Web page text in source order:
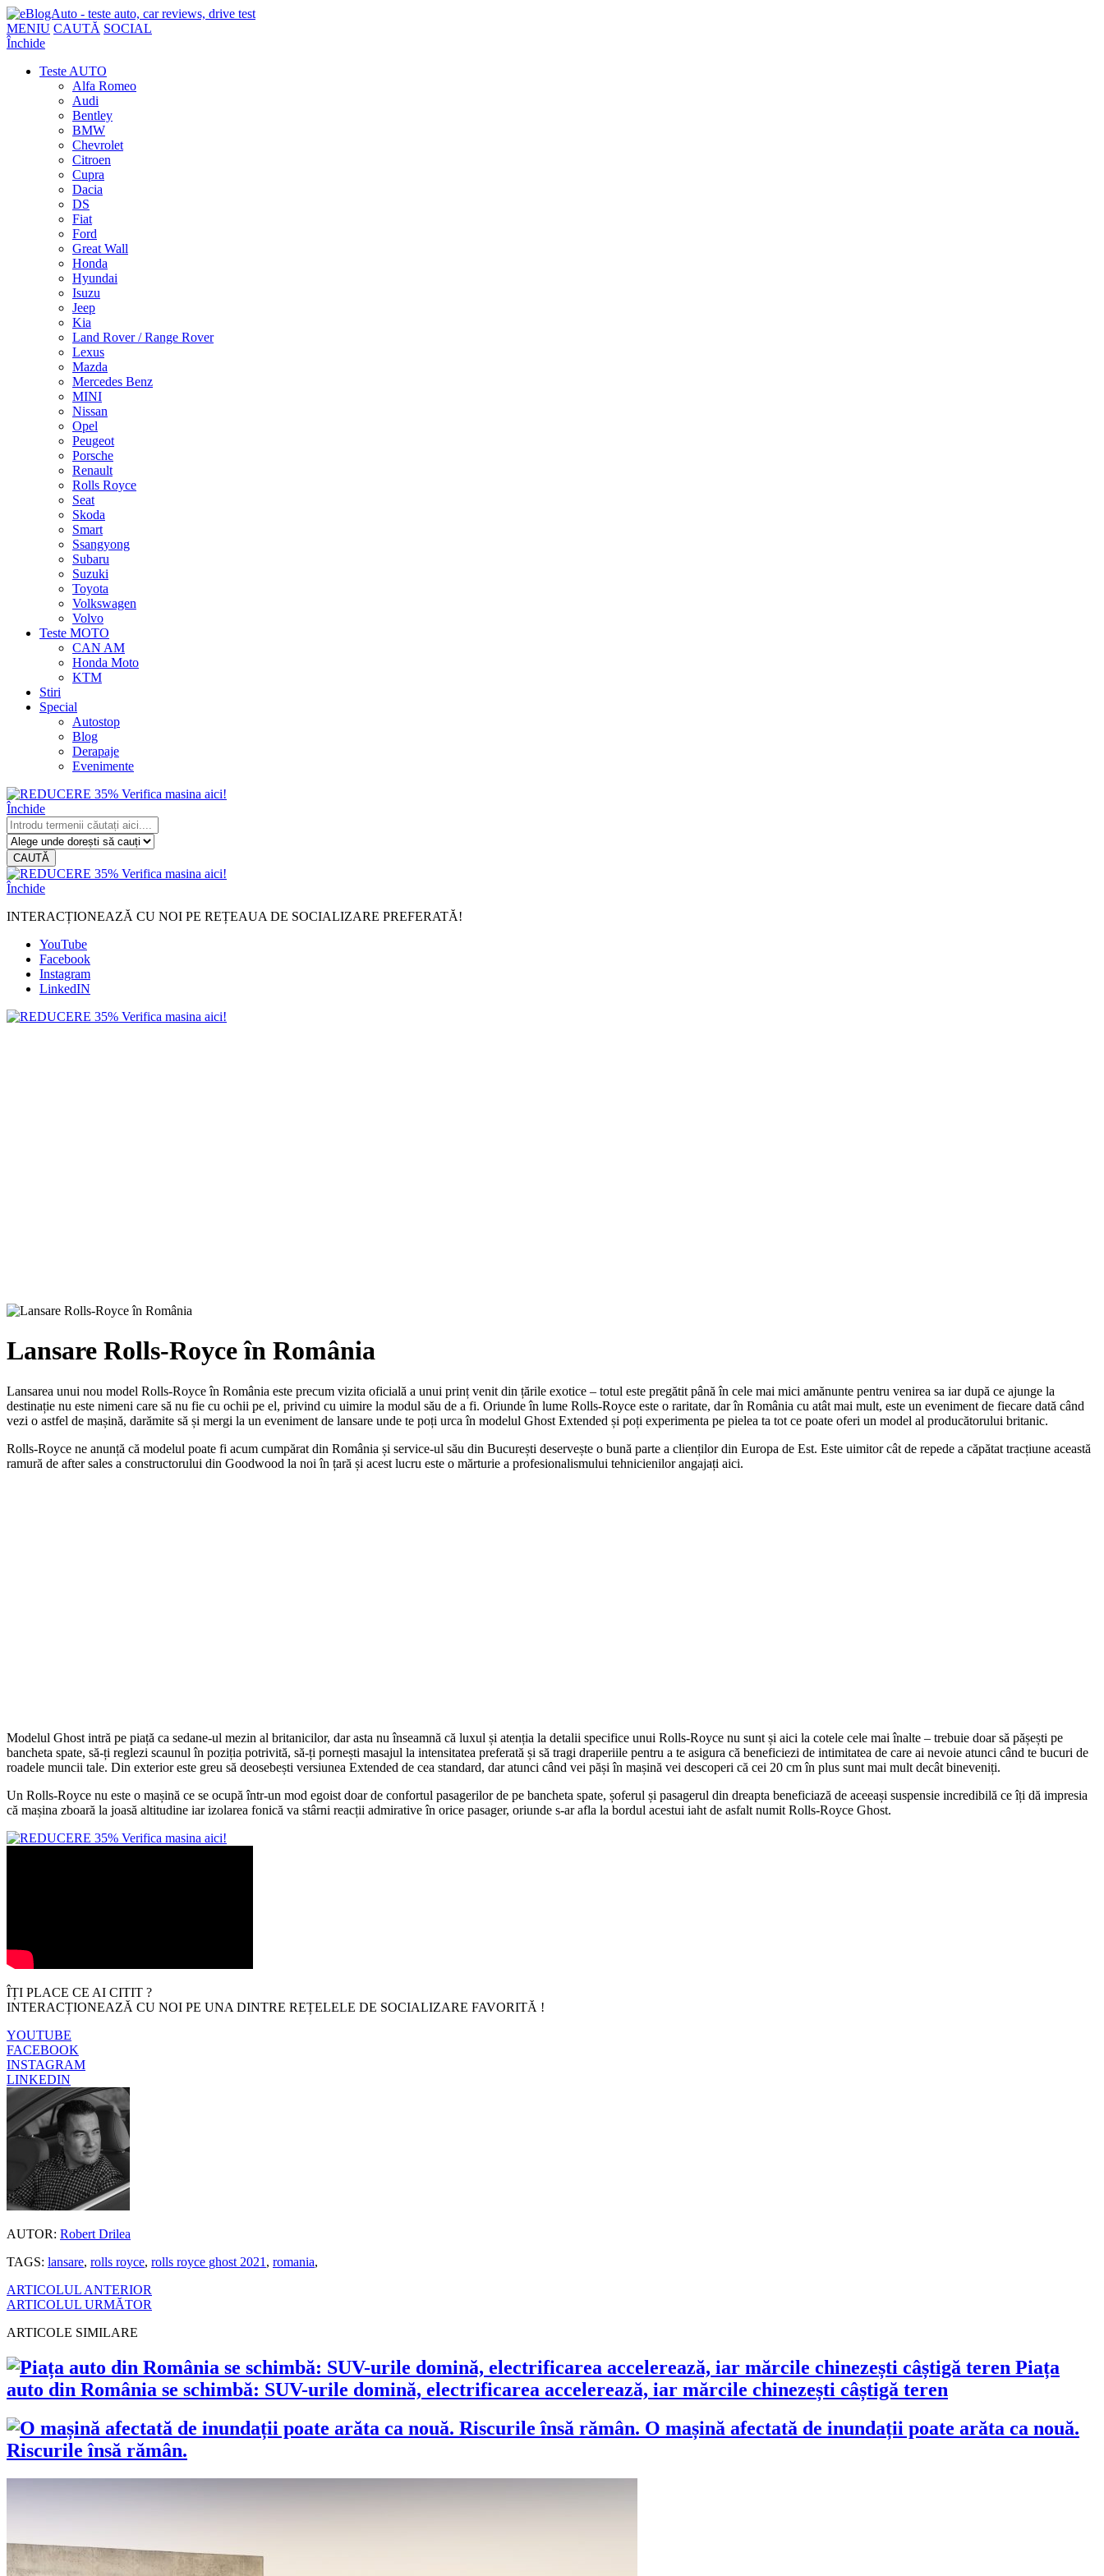
MENIU CAUTĂ SOCIAL
Închide
Teste AUTO
Alfa Romeo
Audi
Bentley
BMW
Chevrolet
Citroen
Cupra
Dacia
DS
Fiat
Ford
Great Wall
Honda
Hyundai
Isuzu
Jeep
Kia
Land Rover / Range Rover
Lexus
Mazda
Mercedes Benz
MINI
Nissan
Opel
Peugeot
Porsche
Renault
Rolls Royce
Seat
Skoda
Smart
Ssangyong
Subaru
Suzuki
Toyota
Volkswagen
Volvo
Teste MOTO
CAN AM
Honda Moto
KTM
Stiri
Special
Autostop
Blog
Derapaje
Evenimente
Închide
CAUTĂ
Închide
INTERACȚIONEAZĂ CU NOI PE REȚEAUA DE SOCIALIZARE PREFERATĂ!
YouTube
Facebook
Instagram
LinkedIN
Lansare Rolls-Royce în România
Lansarea unui nou model Rolls-Royce în România este precum vizita oficială a unui prinț venit din țările exotice – totul este pregătit până în cele mai mici amănunte pentru venirea sa iar după ce ajunge la
destinație nu este nimeni care să nu fie cu ochii pe el, privind cu uimire la modul său de a fi. Oriunde în lume Rolls-Royce este o raritate, dar în România cu atât mai mult, este un eveniment de fiecare dată când
vezi o astfel de mașină, darămite să și mergi la un eveniment de lansare unde te poți urca în modelul Ghost Extended și poți experimenta pe pielea ta tot ce poate oferi un model al producătorului britanic.
Rolls-Royce ne anunță că modelul poate fi acum cumpărat din România și service-ul său din București deservește o bună parte a clienților din Europa de Est. Este uimitor cât de repede a căpătat tracțiune această
ramură de after sales a constructorului din Goodwood la noi în țară și acest lucru este o mărturie a profesionalismului tehnicienilor angajați aici.
Modelul Ghost intră pe piață ca sedane-ul mezin al britanicilor, dar asta nu înseamnă că luxul și atenția la detalii specifice unui Rolls-Royce nu sunt și aici la cotele cele mai înalte – trebuie doar să pășești pe
bancheta spate, să-ți reglezi scaunul în poziția potrivită, să-ți pornești masajul la intensitatea preferată și să tragi draperiile pentru a te asigura că beneficiezi de intimitatea de care ai nevoie atunci când te bucuri de
roadele muncii tale. Din exterior este greu să deosebești versiunea Extended de cea standard, dar atunci când vei păși în mașină vei descoperi că cei 20 cm în plus sunt mai mult decât bineveniți.
Un Rolls-Royce nu este o mașină ce se ocupă într-un mod egoist doar de confortul pasagerilor de pe bancheta spate, șoferul și pasagerul din dreapta beneficiază de aceeași suspensie incredibilă ce îți dă impresia
că mașina zboară la joasă altitudine iar izolarea fonică va stârni reacții admirative în orice pasager, oriunde s-ar afla la bordul acestui iaht de asfalt numit Rolls-Royce Ghost.
ÎȚI PLACE CE AI CITIT ?
INTERACȚIONEAZĂ CU NOI PE UNA DINTRE REȚELELE DE SOCIALIZARE FAVORITĂ !
YOUTUBE
FACEBOOK
INSTAGRAM
LINKEDIN
AUTOR: Robert Drilea
TAGS: lansare, rolls royce, rolls royce ghost 2021 , romania,
ARTICOLUL ANTERIOR
ARTICOLUL URMĂTOR
ARTICOLE SIMILARE
Piața
auto din România se schimbă: SUV-urile domină, electrificarea accelerează, iar mărcile chinezești câștigă teren
O mașină afectată de inundații poate arăta ca nouă.
Riscurile însă rămân.